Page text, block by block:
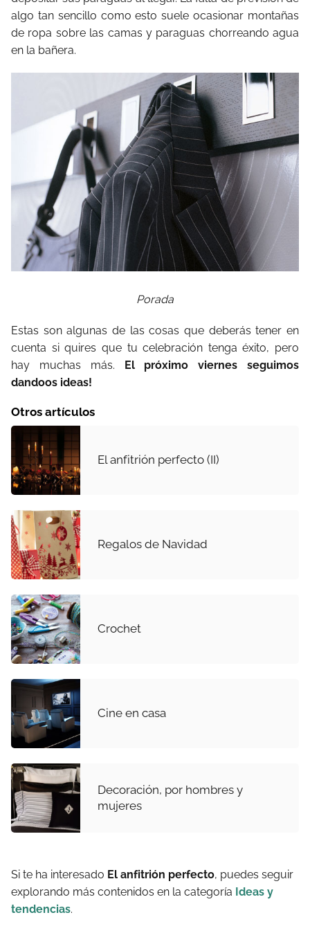
algo tan sencillo como esto suele ocasionar montañas
de ropa sobre las camas y paraguas chorreando agua
en la bañera.
Porada
Estas son algunas de las cosas que deberás tener en
cuenta si quires que tu celebración tenga éxito, pero
hay muchas más. El próximo viernes seguimos
dandoos ideas!
Otros artículos
El anfitrión perfecto (II)
Regalos de Navidad
Crochet
Cine en casa
Decoración, por hombres y
mujeres
Si te ha interesado El anfitrión perfecto, puedes seguir
explorando más contenidos en la categoría Ideas y
tendencias.